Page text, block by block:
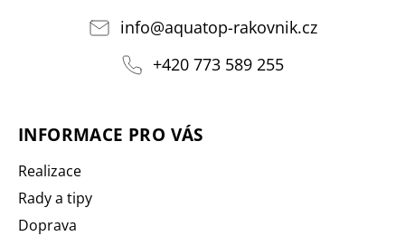
info@aquatop-rakovnik.cz
+420 773 589 255
INFORMACE PRO VÁS
Realizace
Rady a tipy
Doprava